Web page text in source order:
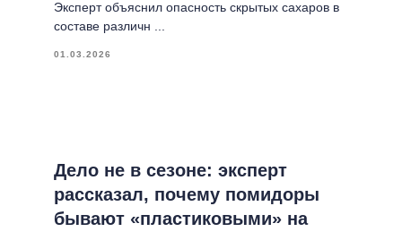
Эксперт объяснил опасность скрытых сахаров в
составе различн ...
01.03.2026
Дело не в сезоне: эксперт
рассказал, почему помидоры
бывают «пластиковыми» на